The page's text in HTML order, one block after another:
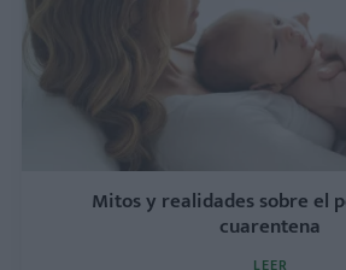
Mitos y realidades sobre el
cuarentena
LEER